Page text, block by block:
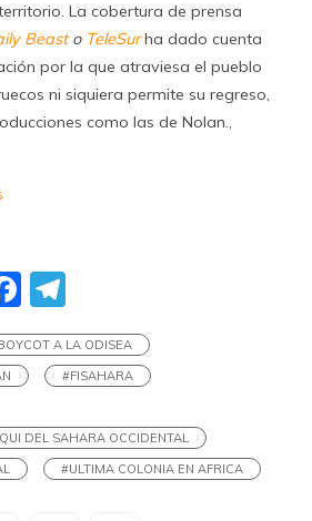
La cobertura de prensa
Beasto TeleSur ha dado cuenta
por la que atraviesa el pueblo
ni siquiera permite su regreso,
como las de Nolan.,
Facebook
A LA ODISEA
#FISAHARA
DEL SAHARA OCCIDENTAL
#ULTIMA COLONIA EN AFRICA